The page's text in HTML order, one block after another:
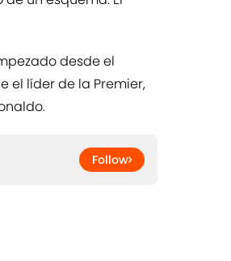
desde el
el líder de la Premier,
Follow